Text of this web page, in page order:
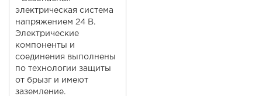
электрическая система
напряжением 24 В.
Электрические
компоненты и
соединения выполнены
по технологии защиты
от брызг и имеют
заземление.